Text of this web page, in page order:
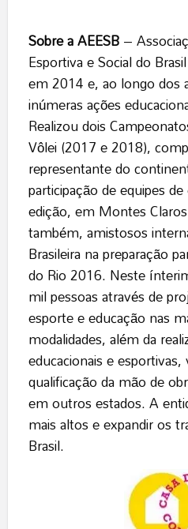
Sobre a AEESB–
Esportiva e Social do
em 2014 e, ao longo dos
inúmeras ações
Realizou dois
Vôlei (2017 e 2018),
representante do
participação de equipes
edição, em Montes
também, amistosos
Brasileira na preparação
do Rio 2016. Neste
mil pessoas através de
esporte e educação nas
modalidades, além da
educacionais e
qualificação da mão de
em outros estados. A
mais altos e expandir os
Brasil.